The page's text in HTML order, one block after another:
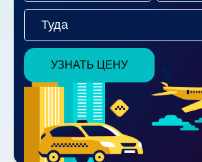
УЗНАТЬ ЦЕНУ